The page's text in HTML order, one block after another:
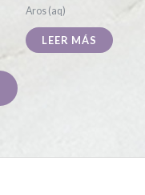
Aros (aq)
LEER MÁS